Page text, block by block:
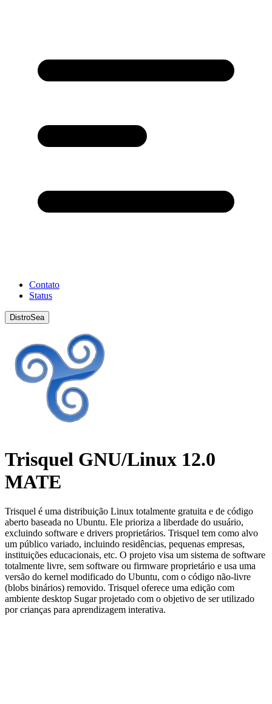
Contato
Status
DistroSea
Trisquel GNU/Linux 12.0
MATE
Trisquel é uma distribuição Linux totalmente gratuita e de código
aberto baseada no Ubuntu. Ele prioriza a liberdade do usuário,
excluindo software e drivers proprietários. Trisquel tem como alvo
um público variado, incluindo residências, pequenas empresas,
instituições educacionais, etc. O projeto visa um sistema de software
totalmente livre, sem software ou firmware proprietário e usa uma
versão do kernel modificado do Ubuntu, com o código não-livre
(blobs binários) removido. Trisquel oferece uma edição com
ambiente desktop Sugar projetado com o objetivo de ser utilizado
por crianças para aprendizagem interativa.